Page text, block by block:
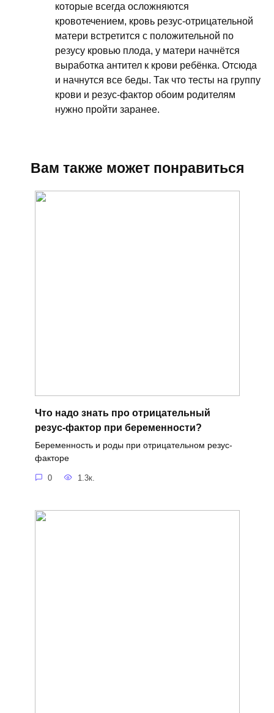
которые всегда осложняются
кровотечением, кровь резус-отрицательной
матери встретится с положительной по
резусу кровью плода, у матери начнётся
выработка антител к крови ребёнка. Отсюда
и начнутся все беды. Так что тесты на группу
крови и резус-фактор обоим родителям
нужно пройти заранее.
Вам также может понравиться
Что надо знать про отрицательный
резус-фактор при беременности?
Беременность и роды при отрицательном резус-
факторе
0 1.3к.